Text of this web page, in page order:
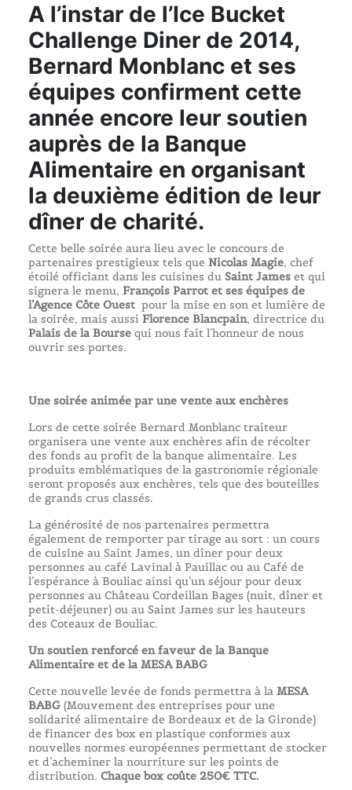
A l’instar de l’Ice Bucket
Challenge Diner de 2014,
Bernard Monblanc et ses
équipes confirment cette
année encore leur soutien
auprès de la Banque
Alimentaire en organisant
la deuxième édition de leur
dîner de charité.
Cette belle soirée aura lieu avec le concours de
partenaires prestigieux tels que Nicolas Magie, chef
étoilé officiant dans les cuisines du Saint Jameset qui
signera le menu, François Parrot et ses équipes de
l’Agence Côte Ouest pour la mise en son et lumière de
la soirée, mais aussi Florence Blancpain, directrice du
Palais de la Boursequi nous fait l’honneur de nous
ouvrir ses portes.
Une soirée animée par une vente aux enchères
Lors de cette soirée Bernard Monblanc traiteur
organisera une vente aux enchères afin de récolter
des fonds au profit de la banque alimentaire. Les
produits emblématiques de la gastronomie régionale
seront proposés aux enchères, tels que des bouteilles
de grands crus classés.
La générosité de nos partenaires permettra
également de remporter par tirage au sort : un cours
de cuisine au Saint James, un dîner pour deux
personnes au café Lavinal à Pauillac ou au Café de
l’espérance à Bouliac ainsi qu’un séjour pour deux
personnes au Château Cordeillan Bages (nuit, dîner et
petit-déjeuner) ou au Saint James sur les hauteurs
des Coteaux de Bouliac.
Un soutien renforcé en faveur de la Banque
Alimentaire et de la MESA BABG
Cette nouvelle levée de fonds permettra à la MESA
BABG(Mouvement des entreprises pour une
solidarité alimentaire de Bordeaux et de la Gironde)
de financer des box en plastique conformes aux
nouvelles normes européennes permettant de stocker
et d’acheminer la nourriture sur les points de
distribution. Chaque box coûte 250€ TTC.